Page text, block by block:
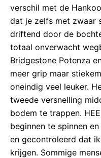
verschil met de
dat je zelfs met zwaar
driftend door de
totaal onverwacht
Bridgestone Potenza
meer grip maar
oneindig veel leuker.
tweede versnelling
bodem te trappen.
beginnen te spinnen
en gecontroleerd dat
krijgen. Sommige